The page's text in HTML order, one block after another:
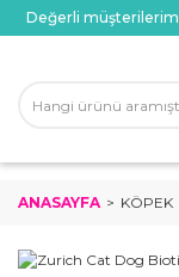
Değerli
ANASAYFA KÖPEK